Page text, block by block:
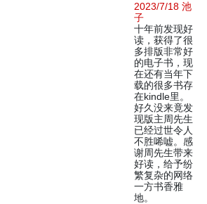
2023/7/18 池
子
十年前发现好
读，获得了很
多排版非常好
的电子书，现
在还有当年下
载的很多书存
在kindle里。
好久没来竟发
现版主周先生
已经过世令人
不胜唏嘘。感
谢周先生带来
好读，给予纷
繁复杂的网络
一方书香雅
地。